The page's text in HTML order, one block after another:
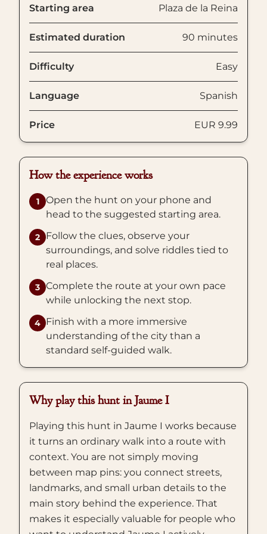
Starting area Plaza de la Reina
Estimated duration 90 minutes
Difficulty Easy
Language Spanish
Price EUR 9.99
How the experience works
1
Open the hunt on your phone and
head to the suggested starting area.
2
Follow the clues, observe your
surroundings, and solve riddles tied to
real places.
3 Complete the route at your own pace
while unlocking the next stop.
4 Finish with a more immersive
understanding of the city than a
standard self-guided walk.
Why play this hunt in Jaume I
Playing this hunt in Jaume I works because
it turns an ordinary walk into a route with
context. You are not simply moving
between map pins: you connect streets,
landmarks, and small urban details to the
main story behind the experience. That
makes it especially valuable for people who